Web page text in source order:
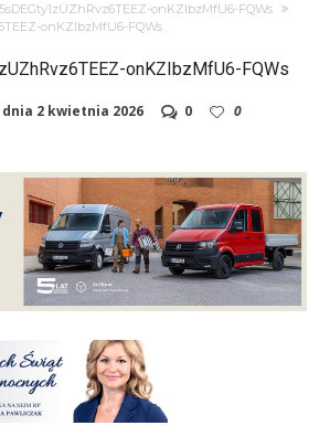
onKZIbzMfU6-FQWs
onKZIbzMfU6-FQWs
onKZIbzMfU6-FQWs
2 kwietnia 2026 0 0